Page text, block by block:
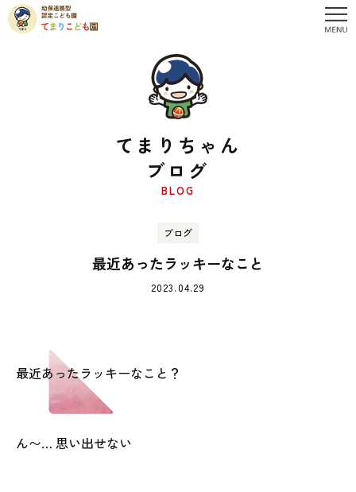
てまりちゃん
ブログ
BLOG
ブログ
最近あったラッキーなこと
2023.04.29
最近あったラッキーなこと？
ん〜… 思い出せない